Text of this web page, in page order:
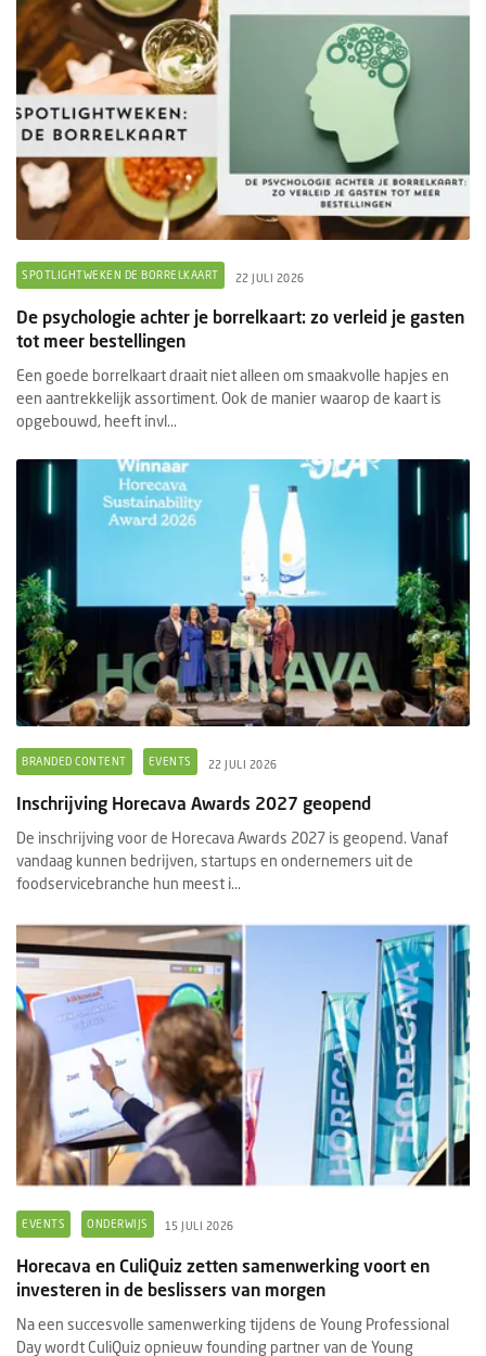
SPOTLIGHTWEKEN DE BORRELKAART 22 JULI 2026
De psychologie achter je borrelkaart: zo verleid je gasten
tot meer bestellingen
Een goede borrelkaart draait niet alleen om smaakvolle hapjes en
een aantrekkelijk assortiment. Ook de manier waarop de kaart is
opgebouwd, heeft invl...
BRANDED CONTENT EVENTS 22 JULI 2026
Inschrijving Horecava Awards 2027 geopend
De inschrijving voor de Horecava Awards 2027 is geopend. Vanaf
vandaag kunnen bedrijven, startups en ondernemers uit de
foodservicebranche hun meest i...
EVENTS ONDERWIJS 15 JULI 2026
Horecava en CuliQuiz zetten samenwerking voort en
investeren in de beslissers van morgen
Na een succesvolle samenwerking tijdens de Young Professional
Day wordt CuliQuiz opnieuw founding partner van de Young